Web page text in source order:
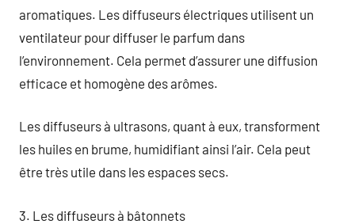
aromatiques. Les diffuseurs électriques utilisent un
ventilateur pour diffuser le parfum dans
l’environnement. Cela permet d’assurer une diffusion
efficace et homogène des arômes.
Les diffuseurs à ultrasons, quant à eux, transforment
les huiles en brume, humidifiant ainsi l’air. Cela peut
être très utile dans les espaces secs.
3. Les diffuseurs à bâtonnets